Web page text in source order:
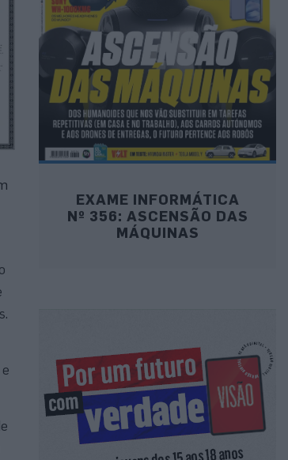
EXAME INFORMÁTICA
Nº 356: ASCENSÃO DAS
MÁQUINAS